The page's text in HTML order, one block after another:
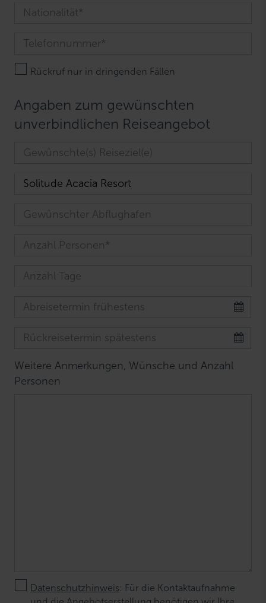
Rückruf nur in dringenden Fällen
Angaben zum gewünschten
unverbindlichen Reiseangebot
Weitere Anmerkungen, Wünsche und Anzahl
Personen
Datenschutzhinweis: Für die Kontaktaufnahme